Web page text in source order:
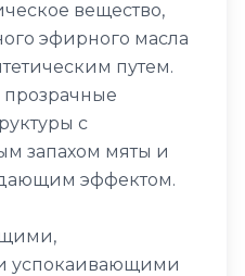
вещество,
эфирного масла
путем.
прозрачные
с
запахом мяты и
эффектом.
успокаивающими